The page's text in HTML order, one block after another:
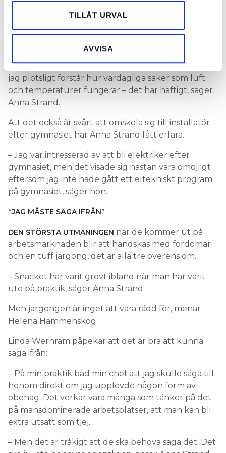
annons- och analysföretag som vi samarbetar med.
Dessa kan i sin tur kombinera informationen med annan
information som du har tillhandahållit eller som de har
samlat in när du har använt deras tjänster.
TILLÅT URVAL
AVVISA
Hur ska man få fler kvinnor att välja den här
matematik, fysik och teknik, som i dag är ganska
lågt hos kvinnor. De kunskaper jag får här gör att
jag plötsligt förstår hur vardagliga saker som luft
och temperaturer fungerar – det här häftigt, säger
Anna Strand.
Att det också är svårt att omskola sig till installatör
efter gymnasiet har Anna Strand fått erfara.
– Jag var intresserad av att bli elektriker efter
gymnasiet, men det visade sig nästan vara omöjligt
eftersom jag inte hade gått ett eltekniskt program
på gymnasiet, säger hon.
“JAG MÅSTE SÄGA IFRÅN”
DEN STÖRSTA UTMANINGEN när de kommer ut på
arbetsmarknaden blir att handskas med fördomar
och en tuff jargong, det är alla tre överens om.
– Snacket har varit grovt ibland när man har varit
ute på praktik, säger Anna Strand.
Men jargongen är inget att vara rädd för, menar
Helena Hammenskog.
Linda Wernram påpekar att det är bra att kunna
säga ifrån:
– På min praktik bad min chef att jag skulle säga till
honom direkt om jag upplevde någon form av
obehag. Det verkar vara många som tänker på det
på mansdominerade arbetsplatser, att man kan bli
extra utsatt som tjej.
– Men det är tråkigt att de ska behöva säga det. Det